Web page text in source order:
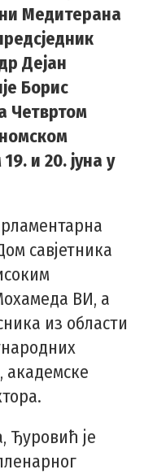
Медитерана
Дејан
Борис
Четвртом
и 20. јуна у
савјетника
ВИ, а
из области
академске
Ђуровић је